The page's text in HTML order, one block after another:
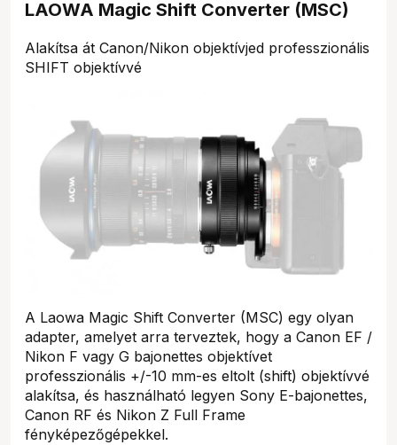
LAOWA Magic Shift Converter (MSC)
Alakítsa át Canon/Nikon objektívjed professzionális
SHIFT objektívvé
A Laowa Magic Shift Converter (MSC) egy olyan
adapter, amelyet arra terveztek, hogy a Canon EF /
Nikon F vagy G bajonettes objektívet
professzionális +/-10 mm-es eltolt (shift) objektívvé
alakítsa, és használható legyen Sony E-bajonettes,
Canon RF és Nikon Z Full Frame
fényképezőgépekkel.